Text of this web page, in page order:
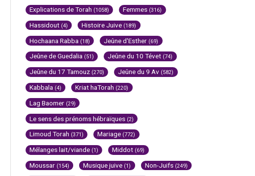
Explications de Torah (1058) Femmes (316)
Hassidout (4) Histoire Juive (189)
Hochaana Rabba (18) Jeûne d'Esther (69)
Jeûne de Guedalia (51) Jeûne du 10 Tévet (74)
Jeûne du 17 Tamouz (270) Jeûne du 9 Av (582)
Kabbala (4) Kriat haTorah (220)
Lag Baomer (29)
Le sens des prénoms hébraïques (2)
Limoud Torah (371) Mariage (772)
Mélanges lait/viande (1) Middot (69)
Moussar (154) Musique juive (1) Non-Juifs (249)